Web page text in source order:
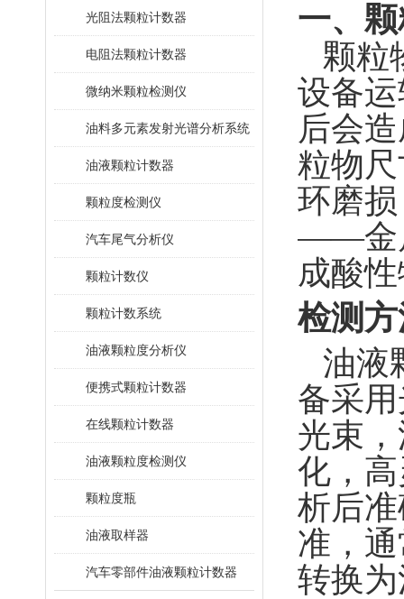
光阻法颗粒计数器
电阻法颗粒计数器
微纳米颗粒检测仪
油料多元素发射光谱分析系统
油液颗粒计数器
颗粒度检测仪
汽车尾气分析仪
颗粒计数仪
颗粒计数系统
油液颗粒度分析仪
便携式颗粒计数器
在线颗粒计数器
油液颗粒度检测仪
颗粒度瓶
油液取样器
汽车零部件油液颗粒计数器
一、
颗粒
设备
后会
粒物
环磨
——金
成酸
检测
油液
备采
光束
化，
析后
准，
转换